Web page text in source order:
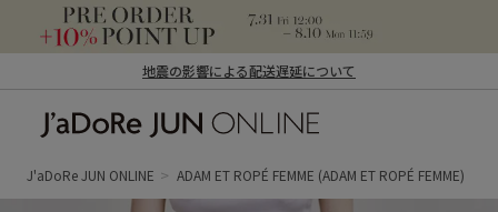
地震の影響による配送遅延について
ン オンライン）
J'aDoRe JUN ONLINE ADAM ET ROPÉ FEMME (ADAM ET ROPÉ FEMME)